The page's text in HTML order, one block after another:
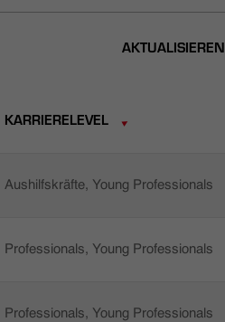
AKTUALISIEREN
KARRIERELEVEL
Aushilfskräfte, Young Professionals
Professionals, Young Professionals
Professionals, Young Professionals